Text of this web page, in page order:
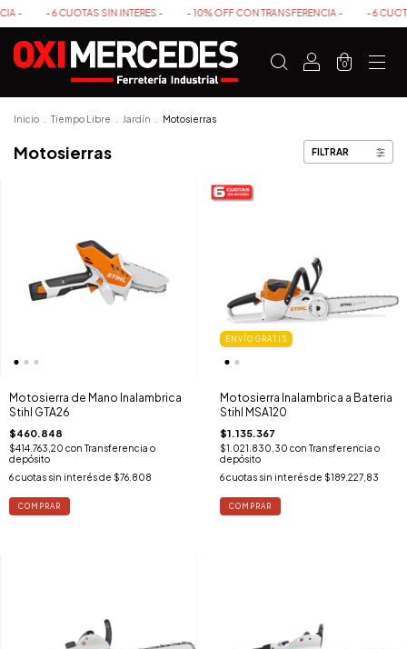
- 6 CUOTAS SIN INTERES - - 10% OFF CON TRANSFERENCIA - - 6 CUOTAS SIN
0
Inicio Tiempo Libre Jardín Motosierras
Motosierras FILTRAR
Motosierra de Mano Inalambrica
Stihl GTA26
$460.848
$414.763,20 con Transferencia o
depósito
6cuotas sin interés de $76.808
ENVÍO GRATIS
Motosierra Inalambrica a Bateria
Stihl MSA120
$1.135.367
$1.021.830,30 con Transferencia o
depósito
6 cuotas sin interés de $189.227,83